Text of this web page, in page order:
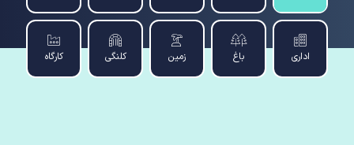
اداری باغ زمین کلنگی کارگاه